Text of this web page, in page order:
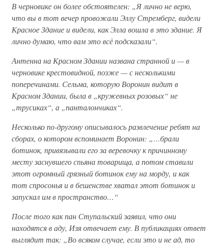
В черновике он более обстоятелен: „Я лично не верю,
что вы в тот вечер провожали Эллу Стремберг, видели
Красное Здание и видели, как Элла вошла в это здание. Я
лично думаю, что вам это всё подсказали“.
Антенна на Красном Здании названа странной и — в
черновике крестовидной, позже — с несколькими
поперечинами. Сельма, которую Воронин видит в
Красном Здании, была в „кружевных розовых“ не
„трусиках“, а „панталончиках“.
Несколько по-другому описывалось развлечение ребят на
сборах, о котором вспоминает Воронин: „…брали
ботинок, привязывали его за веревочку к причинному
месту заснувшего спьяна товарища, а потом ставили
этот огромный грязный ботинок ему на морду, и как
тот спросонья и в бешенстве хватал этот ботинок и
запускал им в пространство…“
После того как пан Ступальский заявил, что они
находятся в аду, Изя отвечает ему. В публикациях ответ
выглядит так: „Во всяком случае, если это и не ад, то